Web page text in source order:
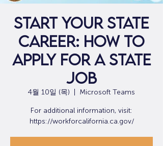
Start Your State
Career: How to
Apply for a State
Job
4월 10일 (목) Microsoft Teams
For additional information, visit:
https://workforcalifornia.ca.gov/